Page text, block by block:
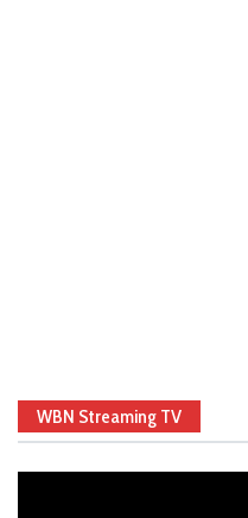
WBN Streaming TV